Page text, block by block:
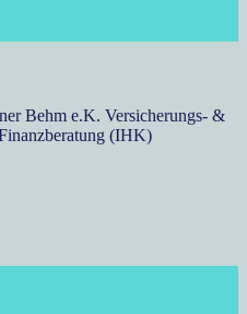
Behm e.K. Versicherungs- &
(IHK)